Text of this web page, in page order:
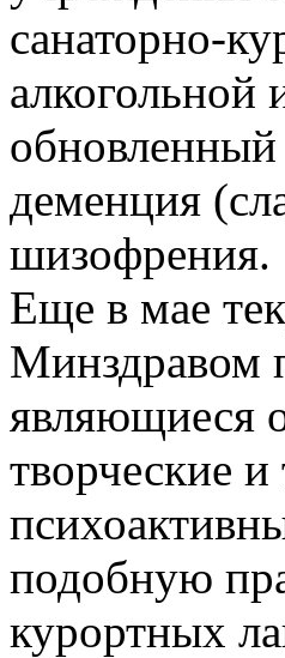
санаторно-
алкогольной
деменция
шизофрения.
Еще в мае
Минздравом
являющиеся
творческие
подобную
курортных